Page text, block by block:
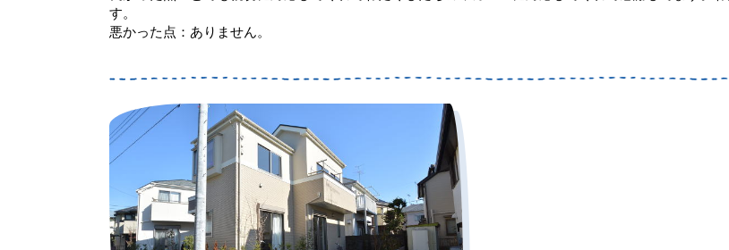
す。
悪かった点：ありません。